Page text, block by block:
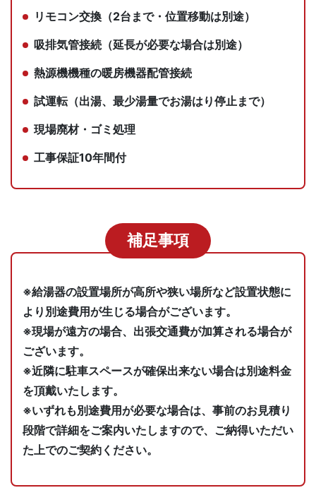
リモコン交換（2台まで・位置移動は別途）
吸排気管接続（延長が必要な場合は別途）
熱源機機種の暖房機器配管接続
試運転（出湯、最少湯量でお湯はり停止まで）
現場廃材・ゴミ処理
工事保証10年間付
補足事項
※給湯器の設置場所が高所や狭い場所など設置状態に
より別途費用が生じる場合がございます。
※現場が遠方の場合、出張交通費が加算される場合が
ございます。
※近隣に駐車スペースが確保出来ない場合は別途料金
を頂戴いたします。
※いずれも別途費用が必要な場合は、事前のお見積り
段階で詳細をご案内いたしますので、ご納得いただい
た上でのご契約ください。